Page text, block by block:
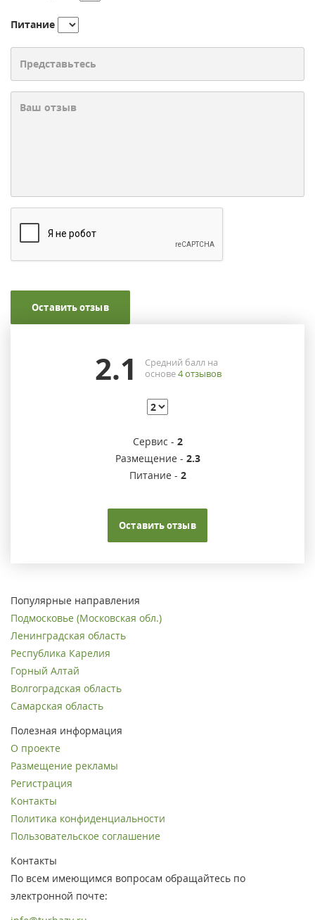
Питание
Оставить отзыв
2.1
Средний балл на
основе4отзывов
Сервис - 2
Размещение - 2.3
Питание - 2
Оставить отзыв
Популярные направления
Подмосковье (Московская обл.)
Ленинградская область
Республика Карелия
Горный Алтай
Волгоградская область
Самарская область
Полезная информация
О проекте
Размещение рекламы
Регистрация
Контакты
Политика конфиденциальности
Пользовательское соглашение
Контакты
По всем имеющимся вопросам обращайтесь по
электронной почте: